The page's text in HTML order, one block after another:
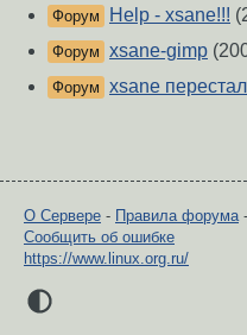
Форум Help - xsane!!!
Форум xsane-gimp
Форум xsane
О Сервере - Правила форума-
Сообщить об ошибке
https://www.linux.org.ru/